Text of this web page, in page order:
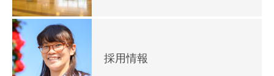
採用情報